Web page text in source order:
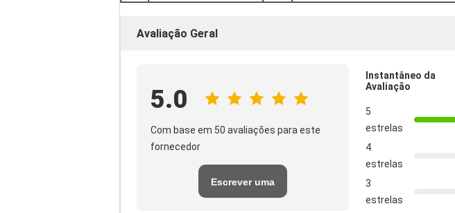
Avaliação Geral
5.0
Com base em 50 avaliações para este
fornecedor
Escrever uma
Instantâneo da
Avaliação
5
estrelas
4
estrelas
3
estrelas